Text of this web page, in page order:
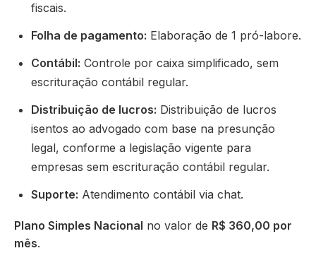
fiscais.
Folha de pagamento: Elaboração de 1 pró-labore.
Contábil: Controle por caixa simplificado, sem
escrituração contábil regular.
Distribuição de lucros: Distribuição de lucros
isentos ao advogado com base na presunção
legal, conforme a legislação vigente para
empresas sem escrituração contábil regular.
Suporte: Atendimento contábil via chat.
Plano Simples Nacional no valor de R$ 360,00 por
mês.